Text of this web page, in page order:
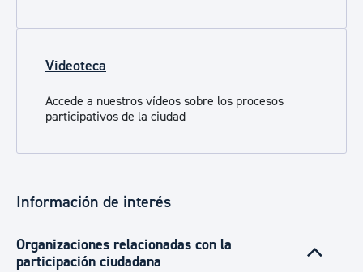
Videoteca
Accede a nuestros vídeos sobre los procesos
participativos de la ciudad
Información de interés
Organizaciones relacionadas con la
participación ciudadana